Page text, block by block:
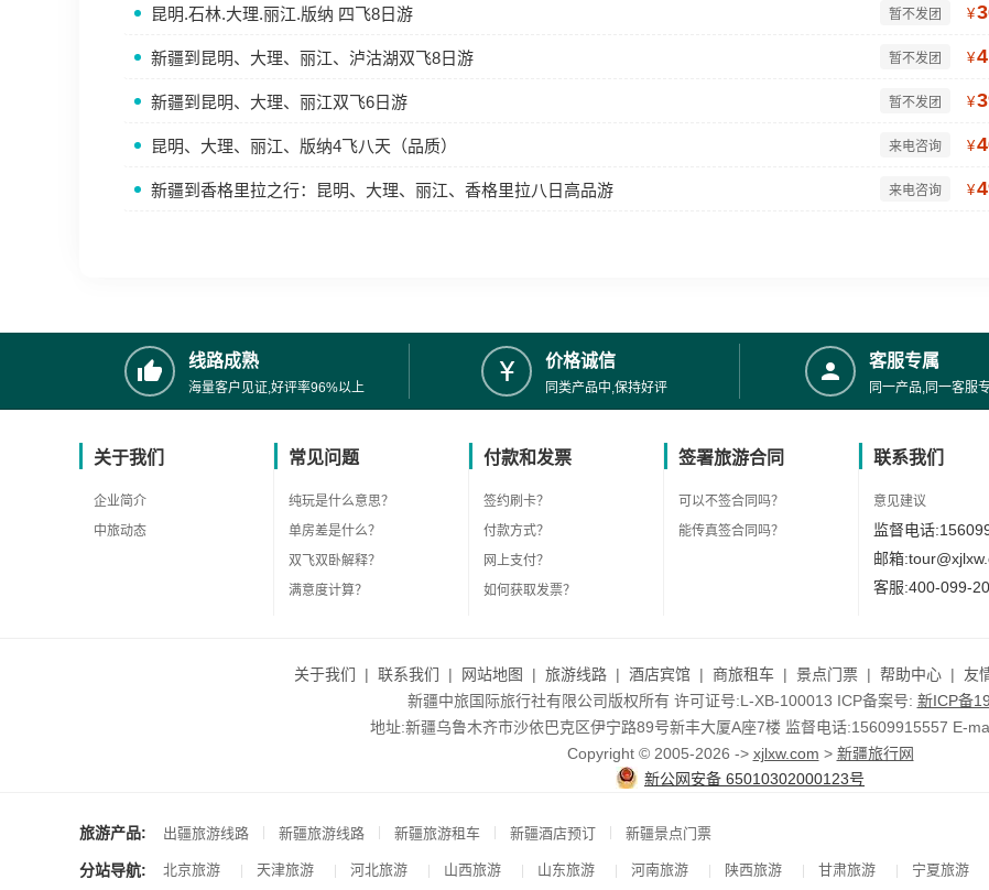
昆明.石林.大理.丽江.版纳 四飞8日游 暂不发团 ¥
新疆到昆明、大理、丽江、泸沽湖双飞8日游 暂不发团 ¥
新疆到昆明、大理、丽江双飞6日游 暂不发团 ¥
昆明、大理、丽江、版纳4飞八天（品质） 来电咨询 ¥
新疆到香格里拉之行：昆明、大理、丽江、香格里拉八日高品游 来电咨询 ¥
线路成熟
海量客户见证,好评率96%以上
价格诚信
同类产品中,保持好评
客服专属
同一产品,同一客服
关于我们
企业简介
中旅动态
常见问题
纯玩是什么意思？
单房差是什么？
双飞双卧解释？
满意度计算？
付款和发票
签约刷卡？
付款方式？
网上支付？
如何获取发票？
签署旅游合同
可以不签合同吗？
能传真签合同吗？
联系我们
意见建议
监督电话
邮箱
客服:400-099-
关于我们 | 联系我们 | 网站地图 | 旅游线路 | 酒店宾馆 | 商旅租车 | 景点门票 | 帮助中心 | 友
新疆中旅国际旅行社有限公司版权所有 许可证号:L-XB-100013 ICP备案号: 新ICP备
地址:新疆乌鲁木齐市沙依巴克区伊宁路89号新丰大厦A座7楼 监督电话:15609915557 E-
Copyright © 2005-2026 -> xjlxw.com > 新疆旅行网
新公网安备 65010302000123号
旅游产品: 出疆旅游线路 新疆旅游线路 新疆旅游租车 新疆酒店预订 新疆景点门票
分站导航: 北京旅游 天津旅游 河北旅游 山西旅游 山东旅游 河南旅游 陕西旅游 甘肃旅游 宁夏旅游